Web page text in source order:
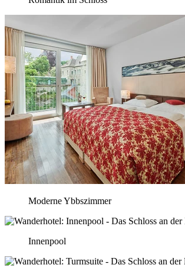
Moderne Ybbszimmer
Innenpool